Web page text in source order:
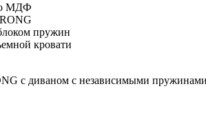
МДФ
пружин
кровати
с диваном с независимыми